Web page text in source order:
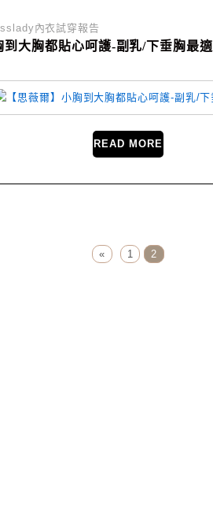
內衣試穿報告
到大胸都貼心呵護-副乳/下垂胸最
READ MORE
« 1 2